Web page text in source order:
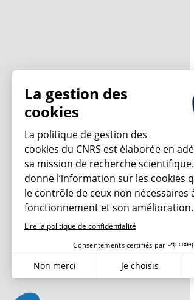
La gestion des
cookies
La politique de gestion des
cookies du CNRS est élaborée en
sa mission de recherche
donne l’information sur les cookies
le contrôle de ceux non nécessaires
fonctionnement et son amélioration.
Lire la politique de confidentialité
Consentements certifiés par
Non merci Je choisis
Plateforme de Gestion du Consentement